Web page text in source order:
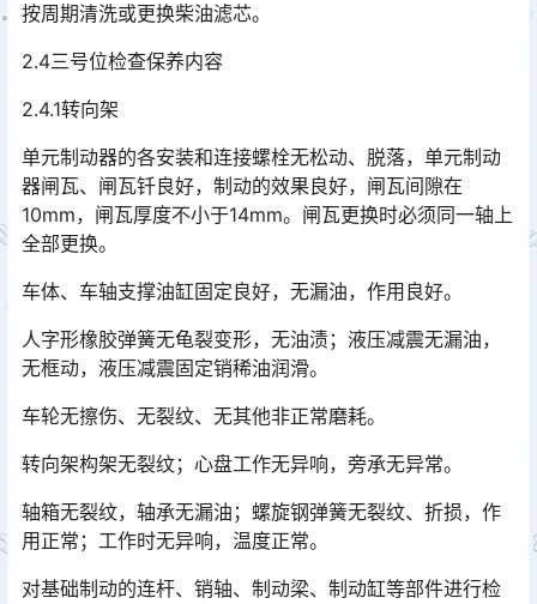
按周期清洗或更换柴油滤芯。
2.4三号位检查保养内容
2.4.1转向架
单元制动器的各安装和连接螺栓无松动、脱落，单元制动
器闸瓦、闸瓦钎良好，制动的效果良好，闸瓦间隙在
10mm，闸瓦厚度不小于14mm。闸瓦更换时必须同一轴上
全部更换。󠅅󠅃󠄵󠅂󠄪󠇖󠆨󠆨󠇕󠆞󠆒󠅬󠇘󠆭󠆘󠇙󠆝󠅵󠇗󠆭󠆁󠄐󠇗󠅹󠅸󠇖󠆍󠅳󠇖󠅹󠅰󠇖󠆌󠅹
车体、车轴支撑油缸固定良好，无漏油，作用良好。
人字形橡胶弹簧无龟裂变形，无油渍；液压减震无漏油，
无框动，液压减震固定销稀油润滑。
车轮无擦伤、无裂纹、无其他非正常磨耗。
转向架构架无裂纹；心盘工作无异响，旁承无异常。
轴箱无裂纹，轴承无漏油；螺旋钢弹簧无裂纹、折损，作
用正常；工作时无异响，温度正常。
对基础制动的连杆、销轴、制动梁、制动缸等部件进行检